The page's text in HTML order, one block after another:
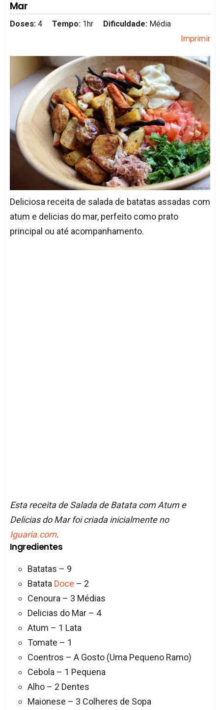
Mar
Doses: 4 Tempo: 1hr Dificuldade: Média
Imprimir
Deliciosa receita de salada de batatas assadas com
atum e delicias do mar, perfeito como prato
principal ou até acompanhamento.
Esta receita de Salada de Batata com Atum e
Delicias do Mar foi criada inicialmente no
Iguaria.com.
Ingredientes
Batatas – 9
Batata Doce – 2
Cenoura – 3 Médias
Delicias do Mar – 4
Atum – 1 Lata
Tomate – 1
Coentros – A Gosto (Uma Pequeno Ramo)
Cebola – 1 Pequena
Alho – 2 Dentes
Maionese – 3 Colheres de Sopa